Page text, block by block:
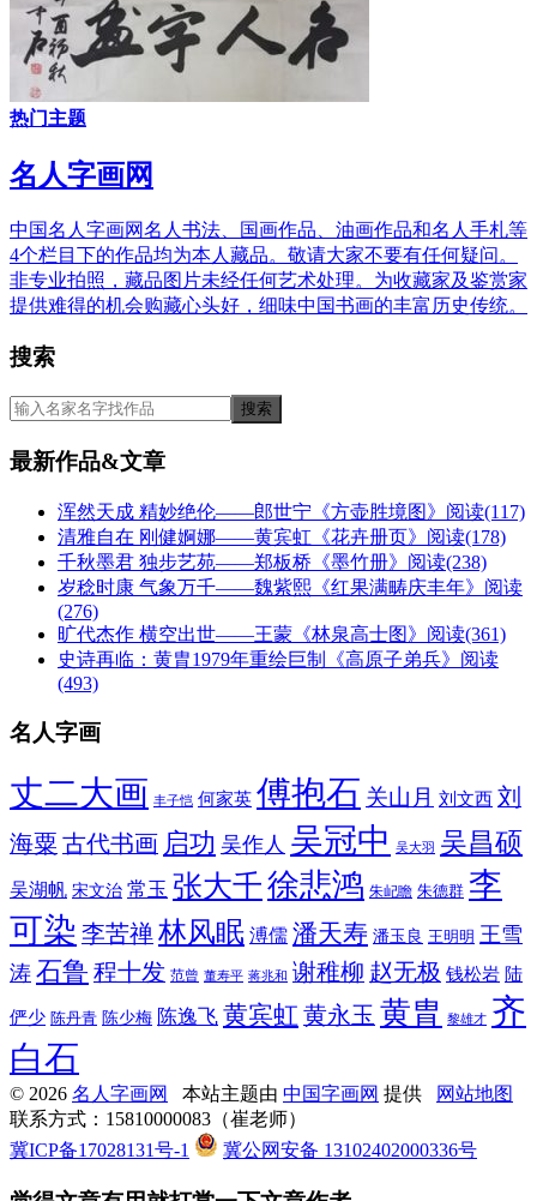
热门主题
名人字画网
中国名人字画网名人书法、国画作品、油画作品和名人手札等
4个栏目下的作品均为本人藏品。敬请大家不要有任何疑问。
非专业拍照，藏品图片未经任何艺术处理。为收藏家及鉴赏家
提供难得的机会购藏心头好，细味中国书画的丰富历史传统。
搜索
最新作品&文章
浑然天成 精妙绝伦——郎世宁《方壶胜境图》 阅读(117)
清雅自在 刚健婀娜——黄宾虹《花卉册页》 阅读(178)
千秋墨君 独步艺苑——郑板桥《墨竹册》 阅读(238)
岁稔时康 气象万千——魏紫熙《红果满畴庆丰年》 阅读
(276)
旷代杰作 横空出世——王蒙《林泉高士图》 阅读(361)
史诗再临：黄胄1979年重绘巨制《高原子弟兵》 阅读
(493)
名人字画
丈二大画 丰子恺 何家英 傅抱石 关山月 刘文西 刘
海粟 古代书画 启功 吴作人 吴冠中 吴大羽 吴昌硕
吴湖帆 宋文治 常玉 张大千徐悲鸿 朱屺瞻 朱德群 李
可染 李苦禅林风眠 溥儒 潘天寿 潘玉良 王明明 王雪
涛 石鲁 程十发 范曾 董寿平 蒋兆和 谢稚柳 赵无极 钱松岩 陆
俨少 陈丹青 陈少梅 陈逸飞 黄宾虹 黄永玉 黄胄 黎雄才 齐
白石
© 2026 名人字画网 本站主题由 中国字画网 提供
网站地图
联系方式：15810000083（崔老师）
冀ICP备17028131号-1
冀公网安备 13102402000336号